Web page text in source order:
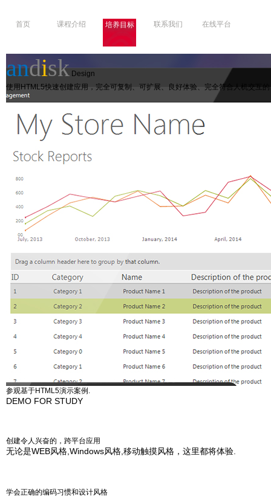
首页 课程介绍 培养目标 联系我们 在线平台
andisk Design
使用HTML5快速创建应用，完全可复制、可扩展、良好体验、完全符合人机交互
参观基于HTML5演示案例.
DEMO FOR STUDY
创建令人兴奋的，跨平台应用
无论是WEB风格,Windows风格,移动触摸风格，这里都将体验.
学会正确的编码习惯和设计风格